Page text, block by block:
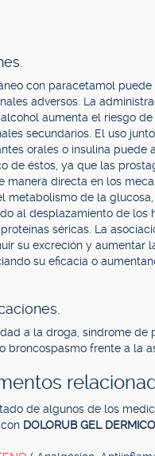
con paracetamol
adversos. La
aumenta el riesgo
secundarios. El uso
orales o insulina puede
de éstos, ya que las
manera directa en los
metabolismo de la
al desplazamiento de los
séricas. La
su excreción y aumentar
su eficacia o
a la droga, síndrome de
broncospasmo frente a la
de algunos de los
DOLORUB GEL DERMICO